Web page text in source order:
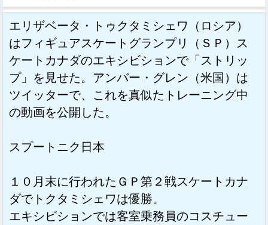
エリザベータ・トゥクタミシェワ（ロシア）
はフィギュアスケートグランプリ（ＳＰ）ス
ケートカナダのエキシビションで「ストリッ
プ」を見せた。アンバー・グレン（米国）は
ツイッターで、これを真似たトレーニング中
の動画を公開した。
スプートニク日本
１０月末に行われたＧＰ第２戦スケートカナ
ダでトクタミシェワは優勝。
エキシビションでは客室乗務員のコスチュー